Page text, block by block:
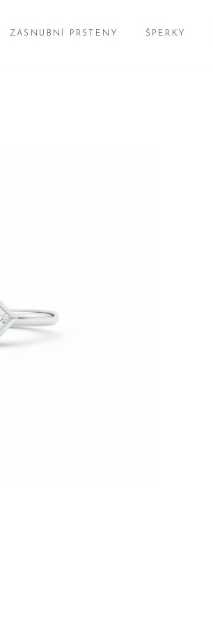
ZÁSNUBNÍ PRSTENY ŠPERKY